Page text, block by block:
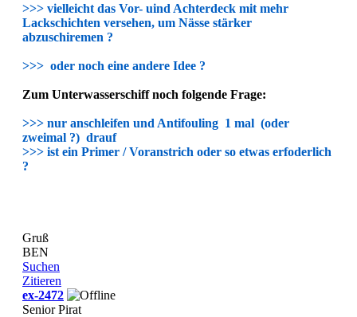
>>> vielleicht das Vor- uind Achterdeck mit mehr
Lackschichten versehen, um Nässe stärker
abzuschiremen ?
>>> oder noch eine andere Idee ?
Zum Unterwasserschiff noch folgende Frage:
>>> nur anschleifen und Antifouling 1 mal (oder
zweimal ?) drauf
>>> ist ein Primer / Voranstrich oder so etwas erfoderlich
?
Gruß
BEN
Suchen
Zitieren
ex-2472
Senior Pirat